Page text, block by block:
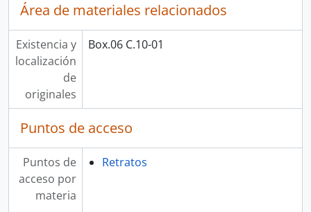
Área de materiales relacionados
Existencia y
localización
de
originales
Box.06 C.10-01
Puntos de acceso
Puntos de
acceso por
materia
Retratos